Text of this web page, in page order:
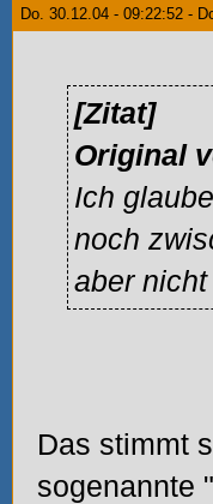
Do. 30.12.04 - 09:22:52 -
[Zitat]
Original
Ich
noch
aber
Das stimmt
sogenannte